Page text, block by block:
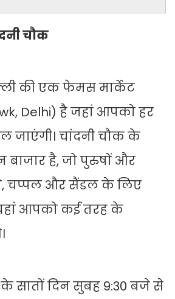
चौक
की एक फेमस मार्केट
Delhi) है जहां आपको हर
जाएंगी। चांदनी चौक के
बाजार है, जो पुरुषों और
चप्पल और सैंडल के लिए
आपको कई तरह के
सातों दिन सुबह 9:30 बजे से